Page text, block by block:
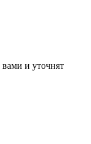
и уточнят